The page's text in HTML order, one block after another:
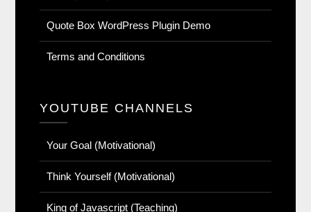
Quote Box WordPress Plugin Demo
Terms and Conditions
YOUTUBE CHANNELS
Your Goal (Motivational)
Think Yourself (Motivational)
King of Javascript (Teaching)